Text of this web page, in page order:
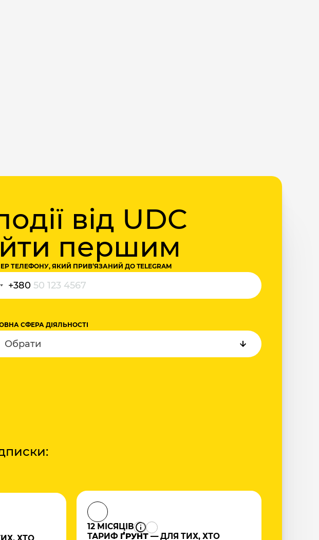
від UDC
першим
ТЕЛЕФОНУ, ЯКИЙ ПРИВ‘ЯЗАНИЙ ДО TELEGRAM
+380
СФЕРА ДІЯЛЬНОСТІ
12 МІСЯЦІВ
ТАРИФ ҐРУНТ— ДЛЯ ТИХ, ХТО